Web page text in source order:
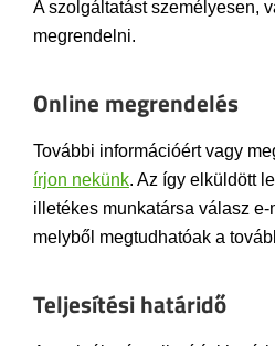
A szolgáltatást személyesen,
megrendelni.
Online megrendelés
További információért vagy
írjon nekünk. Az így elküldött
illetékes munkatársa válasz
melyből megtudhatóak a
Teljesítési határidő